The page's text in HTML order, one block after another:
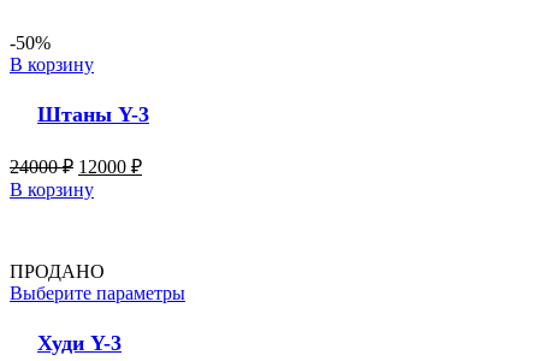
-50%
В корзину
Штаны Y-3
24000₽ 12000 ₽
В корзину
ПРОДАНО
Выберите параметры
Худи Y-3